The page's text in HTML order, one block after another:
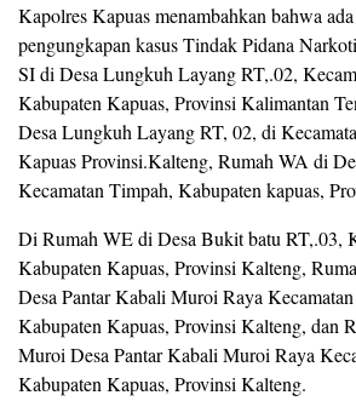
Kapolres Kapuas menambahkan bahwa
pengungkapan kasus Tindak Pidana
SI di Desa Lungkuh Layang RT,.02,
Kabupaten Kapuas, Provinsi Kalimantan
Desa Lungkuh Layang RT, 02, di
Kapuas Provinsi.Kalteng, Rumah WA di
Kecamatan Timpah, Kabupaten kapuas,
Di Rumah WE di Desa Bukit batu RT,.03,
Kabupaten Kapuas, Provinsi Kalteng,
Desa Pantar Kabali Muroi Raya
Kabupaten Kapuas, Provinsi Kalteng, dan
Muroi Desa Pantar Kabali Muroi Raya
Kabupaten Kapuas, Provinsi Kalteng.